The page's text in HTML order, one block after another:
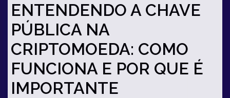
ENTENDENDO A CHAVE
PÚBLICA NA
CRIPTOMOEDA: COMO
FUNCIONA E POR QUE É
IMPORTANTE